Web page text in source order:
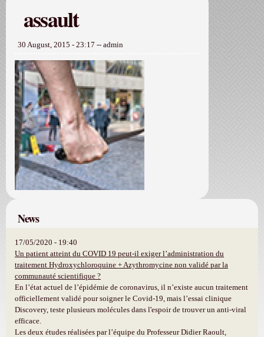
assault
30 August, 2015 - 23:17 -- admin
News
17/05/2020 - 19:40
Un patient atteint du COVID 19 peut-il exiger l’administration du
traitement Hydroxychloroquine + Azythromycine non validé par la
communauté scientifique ?
En l’état actuel de l’épidémie de coronavirus, il n’existe aucun traitement
officiellement validé pour soigner le Covid-19, mais l’essai clinique
Discovery, teste plusieurs molécules dans l'espoir de trouver un anti-viral
efficace.
Les deux études réalisées par l’équipe du Professeur Didier Raoult,